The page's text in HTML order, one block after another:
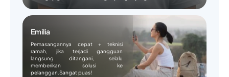
Emilia
Pemasangannya cepat + teknisi
ramah, jika terjadi gangguan
langsung ditangani, selalu
memberikan solusi ke
pelanggan.Sangat puas!